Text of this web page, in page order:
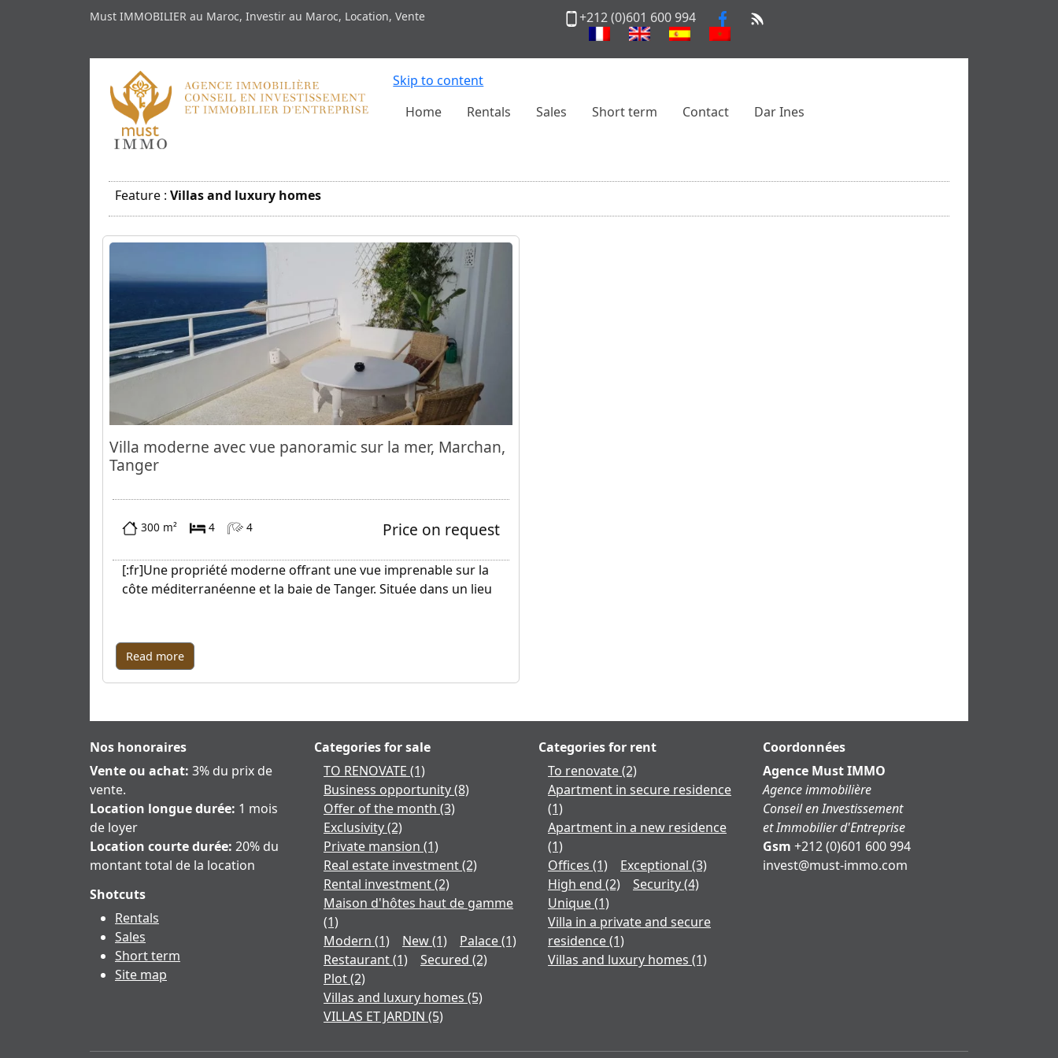
Must IMMOBILIER au Maroc, Investir au Maroc, Location, Vente +212 (0)601 600 994
Skip to content
Home
Rentals Sales Short term Contact Dar Ines
Feature : Villas and luxury homes
Villa moderne avec vue panoramic sur la mer, Marchan,
Tanger
300 m² 4 4 Price on request
[:fr]Une propriété moderne offrant une vue imprenable sur la
côte méditerranéenne et la baie de Tanger. Située dans un lieu
Read more
Nos honoraires
Vente ou achat: 3% du prix de
vente.
Location longue durée: 1 mois
de loyer
Location courte durée: 20% du
montant total de la location
Shotcuts
Rentals
Sales
Short term
Site map
Categories for sale
TO RENOVATE (1)
Business opportunity(8)
Offer of the month (3)
Exclusivity(2)
Private mansion (1)
Real estate investment(2)
Rental investment(2)
Maison d'hôtes haut de gamme
(1)
Modern (1) New(1) Palace(1)
Restaurant(1) Secured (2)
Plot(2)
Villas and luxury homes (5)
VILLAS ET JARDIN (5)
Categories for rent
To renovate(2)
Apartment in secure residence
(1)
Apartment in a new residence
(1)
Offices (1) Exceptional (3)
High end (2) Security(4)
Unique(1)
Villa in a private and secure
residence(1)
Villas and luxury homes (1)
Coordonnées
Agence Must IMMO
Agence immobilière
Conseil en Investissement
et Immobilier d'Entreprise
Gsm +212 (0)601 600 994
moc.ommi-tsum@tsevni